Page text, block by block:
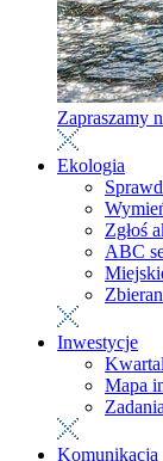
Zapraszamy
Ekologia
Zgłoś
ABC
Inwestycje
Mapa
Komunikacja